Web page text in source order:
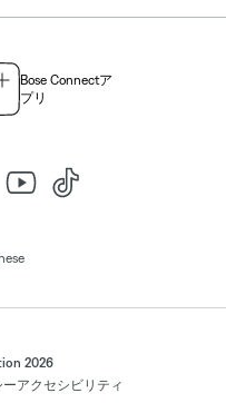
Bose Connectア
プリ
2026
ーアクセシビリティ